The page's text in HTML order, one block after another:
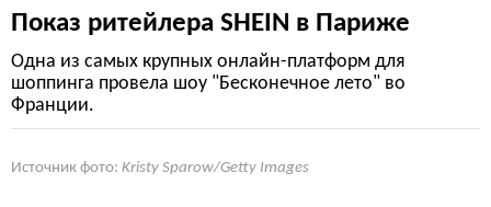
Показ ритейлера SHEIN в Париже
Одна из самых крупных онлайн-платформ для
шоппинга провела шоу "Бесконечное лето" во
Франции.
Источник фото: Kristy Sparow/Getty Images